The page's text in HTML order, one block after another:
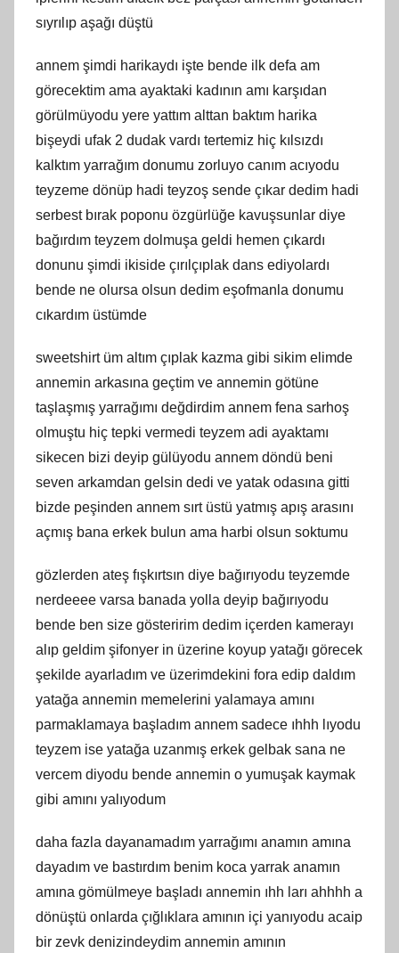
sıyrılıp aşağı düştü
annem şimdi harikaydı işte bende ilk defa am
görecektim ama ayaktaki kadının amı karşıdan
görülmüyodu yere yattım alttan baktım harika
bişeydi ufak 2 dudak vardı tertemiz hiç kılsızdı
kalktım yarrağım donumu zorluyo canım acıyodu
teyzeme dönüp hadi teyzoş sende çıkar dedim hadi
serbest bırak poponu özgürlüğe kavuşsunlar diye
bağırdım teyzem dolmuşa geldi hemen çıkardı
donunu şimdi ikiside çırılçıplak dans ediyolardı
bende ne olursa olsun dedim eşofmanla donumu
cıkardım üstümde
sweetshirt üm altım çıplak kazma gibi sikim elimde
annemin arkasına geçtim ve annemin götüne
taşlaşmış yarrağımı değdirdim annem fena sarhoş
olmuştu hiç tepki vermedi teyzem adi ayaktamı
sikecen bizi deyip gülüyodu annem döndü beni
seven arkamdan gelsin dedi ve yatak odasına gitti
bizde peşinden annem sırt üstü yatmış apış arasını
açmış bana erkek bulun ama harbi olsun soktumu
gözlerden ateş fışkırtsın diye bağırıyodu teyzemde
nerdeeee varsa banada yolla deyip bağırıyodu
bende ben size gösteririm dedim içerden kamerayı
alıp geldim şifonyer in üzerine koyup yatağı görecek
şekilde ayarladım ve üzerimdekini fora edip daldım
yatağa annemin memelerini yalamaya amını
parmaklamaya başladım annem sadece ıhhh lıyodu
teyzem ise yatağa uzanmış erkek gelbak sana ne
vercem diyodu bende annemin o yumuşak kaymak
gibi amını yalıyodum
daha fazla dayanamadım yarrağımı anamın amına
dayadım ve bastırdım benim koca yarrak anamın
amına gömülmeye başladı annemin ıhh ları ahhhh a
dönüştü onlarda çığlıklara amının içi yanıyodu acaip
bir zevk denizindeydim annemin amının